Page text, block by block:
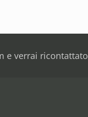
e verrai ricontattato